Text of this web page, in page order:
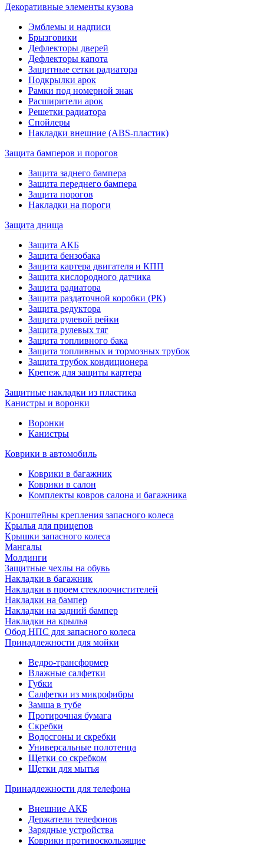
Декоративные элементы кузова
Эмблемы и надписи
Брызговики
Дефлекторы дверей
Дефлекторы капота
Защитные сетки радиатора
Подкрылки арок
Рамки под номерной знак
Расширители арок
Решетки радиатора
Спойлеры
Накладки внешние (ABS-пластик)
Защита бамперов и порогов
Защита заднего бампера
Защита переднего бампера
Защита порогов
Накладки на пороги
Защита днища
Защита АКБ
Защита бензобака
Защита картера двигателя и КПП
Защита кислородного датчика
Защита радиатора
Защита раздаточной коробки (РК)
Защита редуктора
Защита рулевой рейки
Защита рулевых тяг
Защита топливного бака
Защита топливных и тормозных трубок
Защита трубок кондиционера
Крепеж для защиты картера
Защитные накладки из пластика
Канистры и воронки
Воронки
Канистры
Коврики в автомобиль
Коврики в багажник
Коврики в салон
Комплекты ковров салона и багажника
Кронштейны крепления запасного колеса
Крылья для прицепов
Крышки запасного колеса
Мангалы
Молдинги
Защитные чехлы на обувь
Накладки в багажник
Накладки в проем стеклоочистителей
Накладки на бампер
Накладки на задний бампер
Накладки на крылья
Обод НПС для запасного колеса
Принадлежности для мойки
Ведро-трансформер
Влажные салфетки
Губки
Салфетки из микрофибры
Замша в тубе
Протирочная бумага
Скребки
Водосгоны и скребки
Универсальные полотенца
Щетки со скребком
Щетки для мытья
Принадлежности для телефона
Внешние АКБ
Держатели телефонов
Зарядные устройства
Коврики противоскользящие